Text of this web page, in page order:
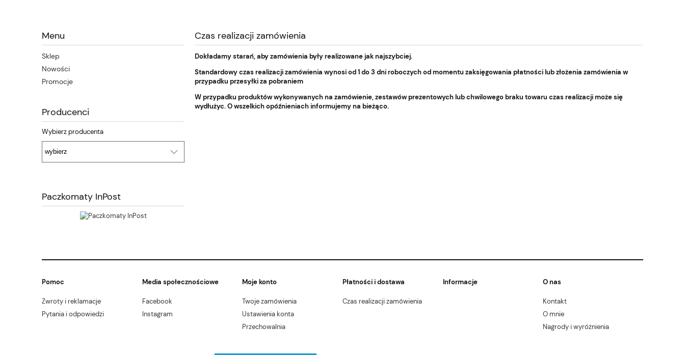
Menu
Sklep
Nowości
Promocje
Producenci
Wybierz producenta
Paczkomaty InPost
Czas realizacji zamówienia
Dokładamy starań, aby zamówienia były realizowane jak najszybciej.
Standardowy czas realizacji zamówienia wynosi od 1 do 3 dni roboczych od momentu zaksięgowania płatności lub złożenia zamówienia w
przypadku przesyłki za pobraniem
W przypadku produktów wykonywanych na zamówienie, zestawów prezentowych lub chwilowego braku towaru czas realizacji może się
wydłużyc. O wszelkich opóźnieniach informujemy na bieżąco.
Pomoc
Zwroty i reklamacje
Pytania i odpowiedzi
Media społecznościowe
Facebook
Instagram
Moje konto
Twoje zamówienia
Ustawienia konta
Przechowalnia
Płatności i dostawa
Czas realizacji zamówienia
Informacje O nas
Kontakt
O mnie
Nagrody i wyróżnienia